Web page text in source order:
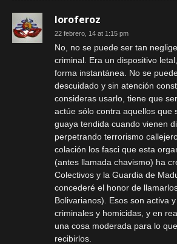
loroferoz
22 febrero, 14 at 1:15 pm
No, no se puede ser tan
criminal. Era un dispositivo
forma instantánea. No se
descuidado y sin atención
consideras usarlo, tiene que
actúe sólo contra aquellos que
guaya tendida cuando vienen
perpetrando terrorismo
colación los fasci que esta
(antes llamada chavismo) ha
Colectivos y la Guardia de
concederé el honor de
Bolivarianos). Esos son activa
criminales y homicidas, y en
una cosa moderada para lo
recibirlos.